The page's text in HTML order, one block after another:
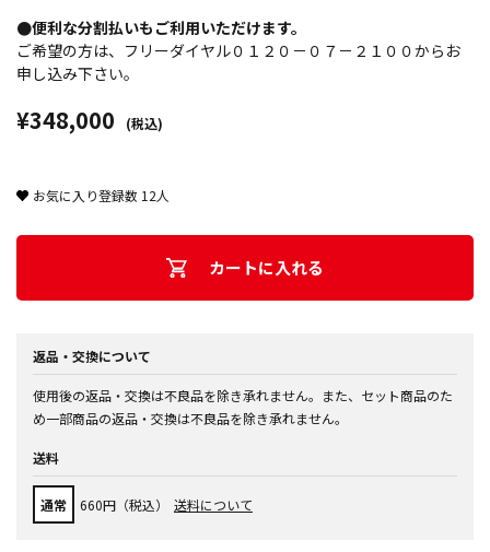
●便利な分割払いもご利用いただけます。
ご希望の方は、フリーダイヤル０１２０－０７－２１００からお
申し込み下さい。
¥348,000 (税込)
お気に入り登録数 12人
カートに入れる
返品・交換について
使用後の返品・交換は不良品を除き承れません。また、セット商品のた
め一部商品の返品・交換は不良品を除き承れません。
送料
通常 660円（税込） 送料について